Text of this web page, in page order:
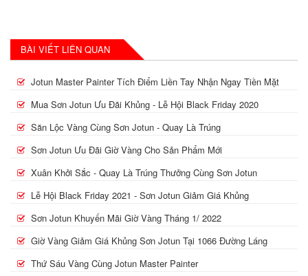
BÀI VIẾT LIÊN QUAN
Jotun Master Painter Tích Điểm Liền Tay Nhận Ngay Tiền Mặt
Mua Sơn Jotun Ưu Đãi Khủng - Lễ Hội Black Friday 2020
Săn Lộc Vàng Cùng Sơn Jotun - Quay Là Trúng
Sơn Jotun Ưu Đãi Giờ Vàng Cho Sản Phẩm Mới
Xuân Khởi Sắc - Quay Là Trúng Thưởng Cùng Sơn Jotun
Lễ Hội Black Friday 2021 - Sơn Jotun Giảm Giá Khủng
Sơn Jotun Khuyến Mãi Giờ Vàng Tháng 1/ 2022
Giờ Vàng Giảm Giá Khủng Sơn Jotun Tại 1066 Đường Láng
Thứ Sáu Vàng Cùng Jotun Master Painter